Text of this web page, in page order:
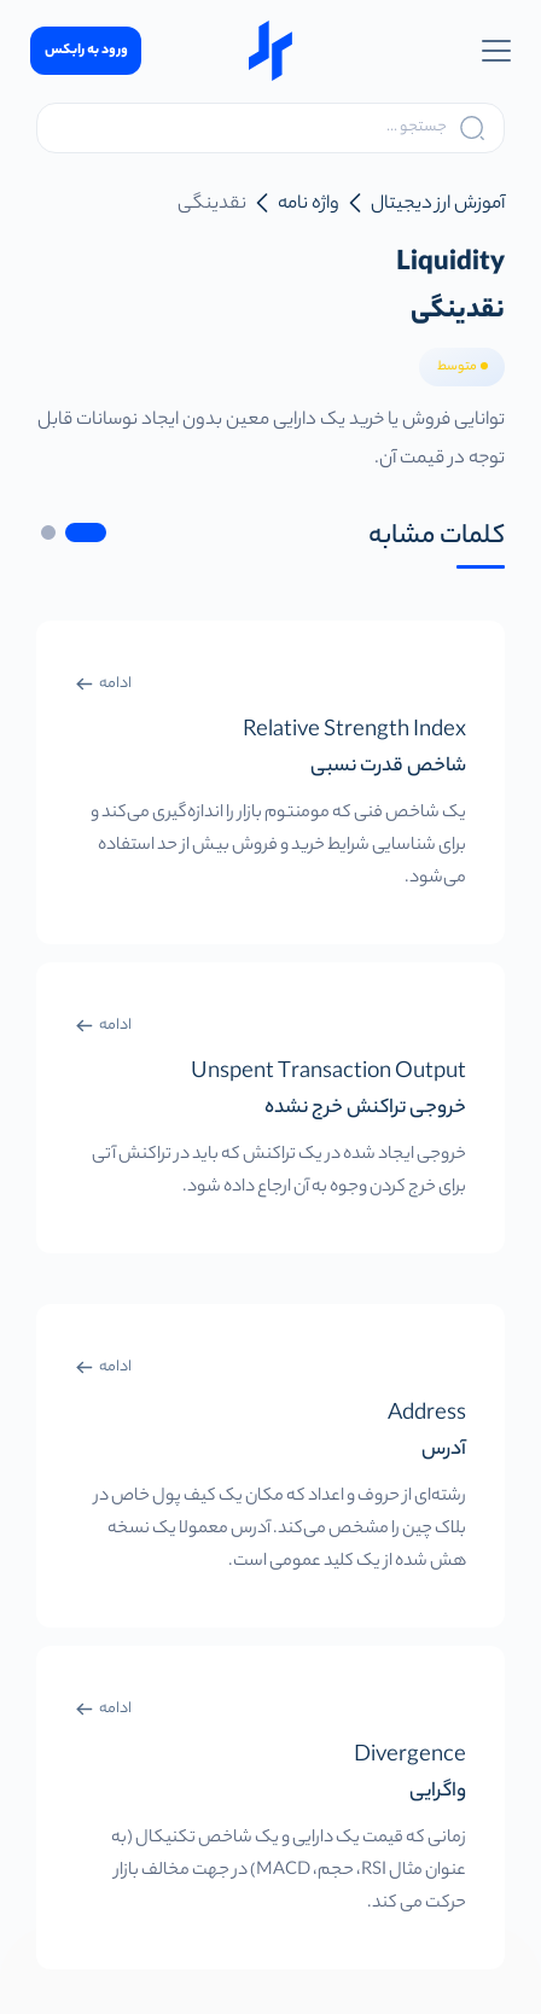
ورود به رابکس
آموزش ارز دیجیتال واژه نامه نقدینگی
Liquidity
نقدینگی
متوسط
توانایی فروش یا خرید یک دارایی معین بدون ایجاد نوسانات قابل
توجه در قیمت آن.
کلمات مشابه
ادامه
Relative Strength Index
شاخص قدرت نسبی
یک شاخص فنی که مومنتوم بازار را اندازه‌گیری می‌کند و
برای شناسایی شرایط خرید و فروش بیش از حد استفاده
می‌شود.
ادامه
Unspent Transaction Output
خروجی تراکنش خرج نشده
خروجی ایجاد شده در یک تراکنش که باید در تراکنش آتی
برای خرج کردن وجوه به آن ارجاع داده شود.
ادامه
Address
آدرس
رشته‌ای از حروف و اعداد که مکان یک کیف پول خاص در
بلاک چین را مشخص می‌کند. آدرس معمولا یک نسخه
هش شده از یک کلید عمومی است.
ادامه
Divergence
واگرایی
زمانی که قیمت یک دارایی و یک شاخص تکنیکال (به
عنوان مثال RSI، حجم، MACD) در جهت مخالف بازار
حرکت می کند.